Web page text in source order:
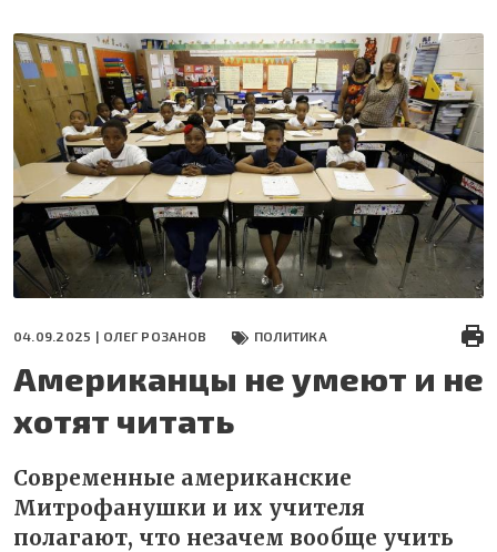
основному
содержанию
04.09.2025 | ОЛЕГ РОЗАНОВ ПОЛИТИКА
Американцы не умеют и не
хотят читать
Современные американские
Митрофанушки и их учителя
полагают, что незачем вообще учить